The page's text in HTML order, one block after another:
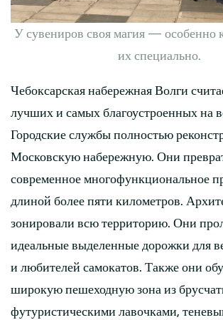
У сувениров своя магия — особенно
их специально.
Чебоксарская набережная Волги
лучших и самых благоустроенных на
Городские службы полностью
Московскую набережную. Они
современное многофункциональное
длиной более пяти километров.
зонировали всю территорию. Они
идеальные выделенные дорожки для
и любителей самокатов. Также они
широкую пешеходную зона из
футуристическими лавочками,